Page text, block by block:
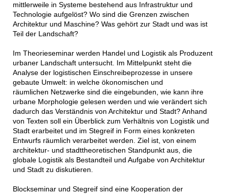
mittlerweile in Systeme bestehend aus Infrastruktur und
Technologie aufgelöst? Wo sind die Grenzen zwischen
Architektur und Maschine? Was gehört zur Stadt und was ist
Teil der Landschaft?
Im Theorieseminar werden Handel und Logistik als Produzent
urbaner Landschaft untersucht. Im Mittelpunkt steht die
Analyse der logistischen Einschreibeprozesse in unsere
gebaute Umwelt: in welche ökonomischen und
räumlichen Netzwerke sind die eingebunden, wie kann ihre
urbane Morphologie gelesen werden und wie verändert sich
dadurch das Verständnis von Architektur und Stadt? Anhand
von Texten soll ein Überblick zum Verhältnis von Logistik und
Stadt erarbeitet und im Stegreif in Form eines konkreten
Entwurfs räumlich verarbeitet werden. Ziel ist, von einem
architektur- und stadttheoretischen Standpunkt aus, die
globale Logistik als Bestandteil und Aufgabe von Architektur
und Stadt zu diskutieren.
Blockseminar und Stegreif sind eine Kooperation der